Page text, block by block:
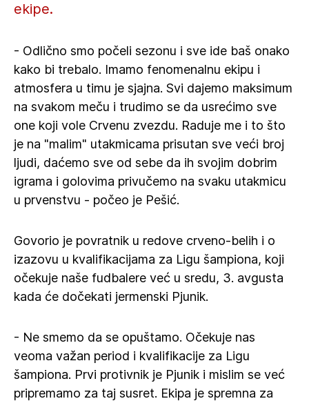
ekipe.
- Odlično smo počeli sezonu i sve ide baš onako
kako bi trebalo. Imamo fenomenalnu ekipu i
atmosfera u timu je sjajna. Svi dajemo maksimum
na svakom meču i trudimo se da usrećimo sve
one koji vole Crvenu zvezdu. Raduje me i to što
je na "malim" utakmicama prisutan sve veći broj
ljudi, daćemo sve od sebe da ih svojim dobrim
igrama i golovima privučemo na svaku utakmicu
u prvenstvu - počeo je Pešić.
Govorio je povratnik u redove crveno-belih i o
izazovu u kvalifikacijama za Ligu šampiona, koji
očekuje naše fudbalere već u sredu, 3. avgusta
kada će dočekati jermenski Pjunik.
- Ne smemo da se opuštamo. Očekuje nas
veoma važan period i kvalifikacije za Ligu
šampiona. Prvi protivnik je Pjunik i mislim se već
pripremamo za taj susret. Ekipa je spremna za